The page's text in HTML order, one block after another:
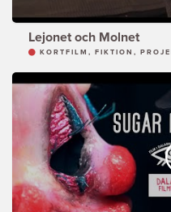
Lejonet och Molnet
KORTFILM, FIKTION,